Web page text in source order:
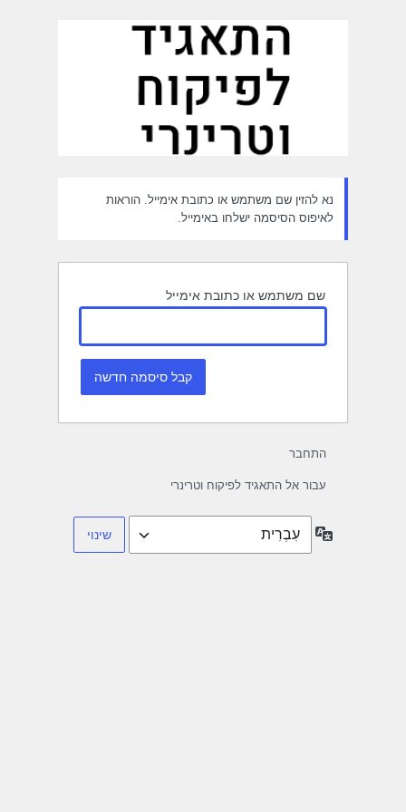
נא להזין שם משתמש או כתובת אימייל. הוראות
לאיפוס הסיסמה ישלחו באימייל.
שם משתמש או כתובת אימייל
התחבר
עבור אל התאגיד לפיקוח וטרינרי
שפה